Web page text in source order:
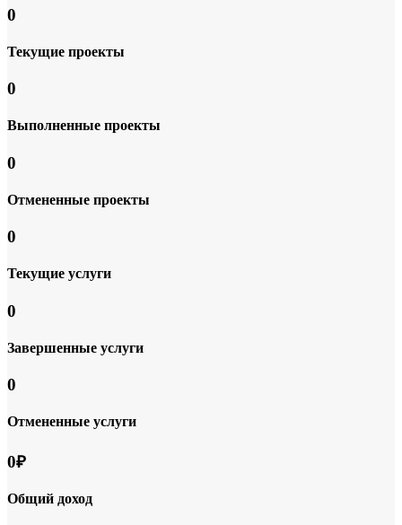
0
Текущие проекты
0
Выполненные проекты
0
Отмененные проекты
0
Текущие услуги
0
Завершенные услуги
0
Отмененные услуги
0₽
Общий доход